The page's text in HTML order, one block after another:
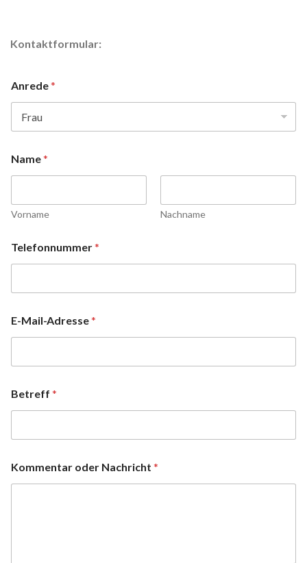
Kontaktformular:
Anrede*
Name*
Vorname Nachname
Telefonnummer*
E-Mail-Adresse*
Betreff *
Kommentar oder Nachricht *